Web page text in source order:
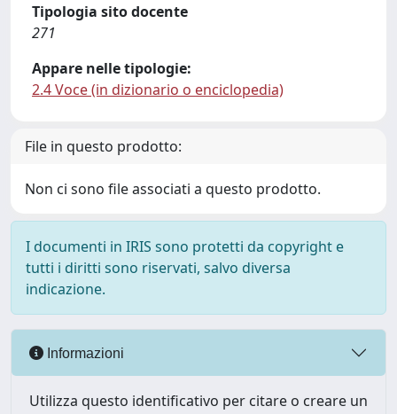
Tipologia sito docente
271
Appare nelle tipologie:
2.4 Voce (in dizionario o enciclopedia)
File in questo prodotto:
Non ci sono file associati a questo prodotto.
I documenti in IRIS sono protetti da copyright e
tutti i diritti sono riservati, salvo diversa
indicazione.
Informazioni
Utilizza questo identificativo per citare o creare un